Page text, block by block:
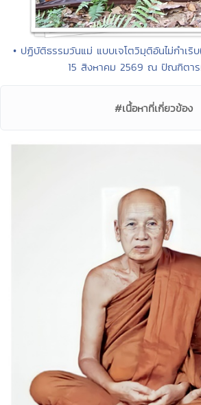
• ปฏิบัติธรรมวันแม่ แบบเจโตวิมุติอันไม่กำเ
15 สิงหาคม 2569 ณ ปัณฑิตาร
#เนื้อหาที่เกี่ยวข้อง